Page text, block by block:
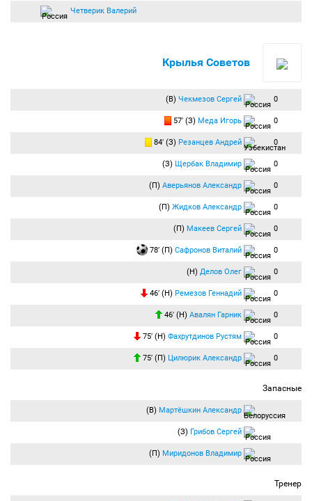
Четверик Валерий
Крылья Советов
(В) Чекмезов Сергей 0
57′ (З) Меда Игорь 0
84′ (З) Резанцев Андрей 0
(З) Щербак Владимир 0
(П) Аверьянов Александр 0
(П) Жидков Александр 0
(П) Макеев Сергей 0
78′ (П) Сафронов Виталий 0
(Н) Делов Олег 0
46′ (Н) Ремезов Геннадий 0
46′ (Н) Авалян Гарник 0
75′ (Н) Фахрутдинов Рустям 0
75′ (П) Цилюрик Александр 0
Запасные
(В) Мартёшкин Александр
(З) Грибов Сергей
(П) Миридонов Владимир
Тренер